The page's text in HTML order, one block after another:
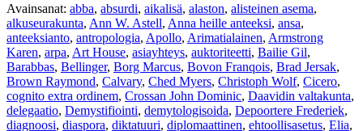
Avainsanat: abba, absurdi, aikalisä, alaston, alisteinen asema,
alkuseurakunta, Ann W. Astell, Anna heille anteeksi, ansa,
anteeksianto, antropologia, Apollo, Arimatialainen, Armstrong
Karen, arpa, Art House, asiayhteys, auktoriteetti, Bailie Gil,
Barabbas, Bellinger, Borg Marcus, Bovon Franqois, Brad Jersak,
Brown Raymond, Calvary, Ched Myers, Christoph Wolf, Cicero,
cognito extra ordinem, Crossan John Dominic, Daavidin valtakunta,
delegaatio, Demystifiointi, demytologisoida, Depoortere Frederiek,
diagnoosi, diaspora, diktatuuri, diplomaattinen, ehtoollisasetus, Elia,